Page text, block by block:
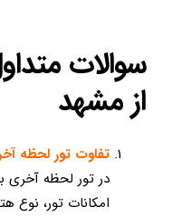
سوالات
از مشهد
تفاوت تور لحظه
در تور لحظه آخری
امکانات تور، نوع